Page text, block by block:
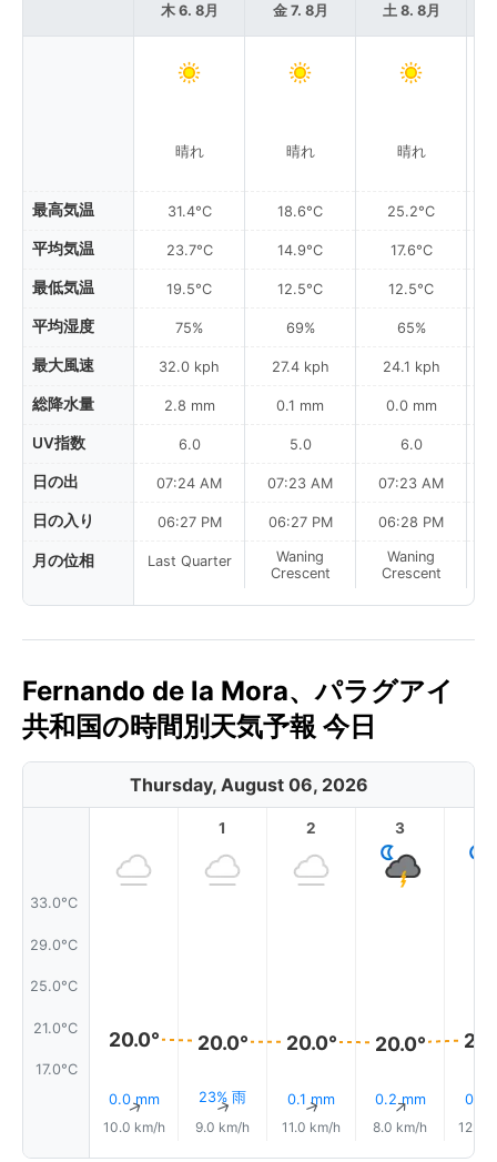
最高気温
平均気温
最低気温
平均湿度
最大風速
総降水量
UV指数
日の出
日の入り
月の位相
木 6. 8月
晴れ
31.4°C
23.7°C
19.5°C
75%
32.0 kph
2.8 mm
6.0
07:24 AM
06:27 PM
Last Quarter
金 7. 8月
晴れ
18.6°C
14.9°C
12.5°C
69%
27.4 kph
0.1 mm
5.0
07:23 AM
06:27 PM
Waning
Crescent
土 8. 8月
晴れ
25.2°C
17.6°C
12.5°C
65%
24.1 kph
0.0 mm
6.0
07:23 AM
06:28 PM
Waning
Crescent
Fernando de la Mora、パラグアイ
共和国の時間別天気予報 今日
Thursday, August 06, 2026
33.0°C
29.0°C
25.0°C
21.0°C
17.0°C
20.0°
0.0 mm
↑
10.0 km/h
1
20.0°
23% 雨
↑
9.0 km/h
2
20.0°
0.1 mm
↑
11.0 km/h
3
20.0°
0.2 mm
↑
8.0 km/h
0.1
12.0